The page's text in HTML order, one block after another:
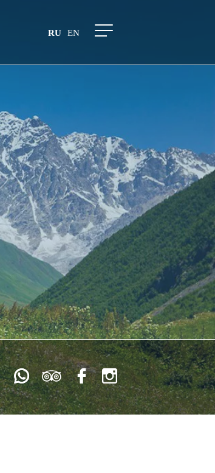
RU EN